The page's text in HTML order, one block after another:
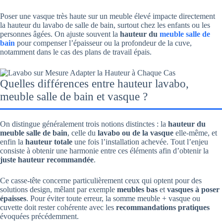
Poser une vasque très haute sur un meuble élevé impacte directement
la hauteur du lavabo de salle de bain, surtout chez les enfants ou les
personnes âgées. On ajuste souvent la hauteur du meuble salle de
bain pour compenser l’épaisseur ou la profondeur de la cuve,
notamment dans le cas des plans de travail épais.
Quelles différences entre hauteur lavabo,
meuble salle de bain et vasque ?
On distingue généralement trois notions distinctes : la hauteur du
meuble salle de bain, celle du lavabo ou de la vasque elle-même, et
enfin la hauteur totale une fois l’installation achevée. Tout l’enjeu
consiste à obtenir une harmonie entre ces éléments afin d’obtenir la
juste hauteur recommandée.
Ce casse-tête concerne particulièrement ceux qui optent pour des
solutions design, mêlant par exemple meubles bas et vasques à poser
épaisses. Pour éviter toute erreur, la somme meuble + vasque ou
cuvette doit rester cohérente avec les recommandations pratiques
évoquées précédemment.